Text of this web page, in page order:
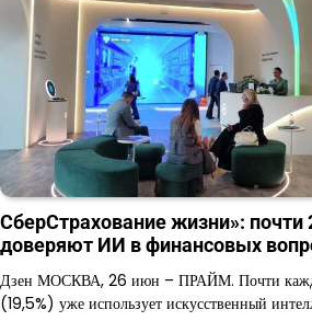
СберСтрахование жизни»: почти
доверяют ИИ в финансовых
Дзен МОСКВА, 26 июн – ПРАЙМ. Почти
(19,5%) уже использует искусственный